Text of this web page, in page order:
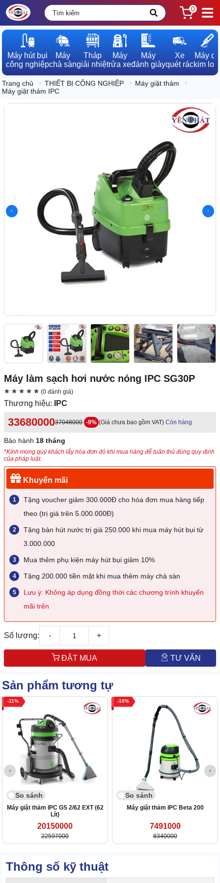
0
Máy hút bụi
công nghiệp
Máy
chà sàn
Tháp
giải nhiệt
Máy
rửa xe
Máy
đánh giày
Xe
quét rác
Máy dò
kim loại
Trang chủ THIẾT BỊ CÔNG NGHIỆP
Máy giặt thảm
Máy giặt thảm IPC
Máy làm sạch hơi nước nóng IPC SG30P
(0 đánh giá)
Thương hiệu: IPC
3368000037048000 -9% (Giá chưa bao gồm VAT) Còn hàng
Bảo hành 18 tháng
*Kính mong quý khách lấy hóa đơn đỏ khi mua hàng để tuân thủ đúng quy định
của pháp luật.
Khuyến mãi
Tặng voucher giảm 300.000Đ cho hóa đơn mua hàng tiếp
theo (trị giá trên 5.000.000Đ)
Tặng bàn hút nước trị giá 250.000 khi mua máy hút bụi từ
3.000.000
Mua thêm phụ kiện máy hút bụi giảm 10%
Tặng 200.000 tiền mặt khi mua thêm máy chà sàn
Lưu ý: Không áp dụng đồng thời các chương trình khuyến
mãi trên
Số lượng: - +
ĐẶT MUA TƯ VẤN
Sản phẩm tương tự
11
So sánh
Máy giặt thảm IPC GS 2/62 EXT (62
Lít)
20150000
22597000
10
So sánh
Máy giặt thảm IPC Beta 200
7491000
8340000
Thông số kỹ thuật